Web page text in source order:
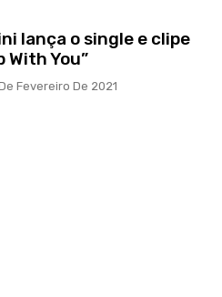
lança o single e clipe
With You”
Fevereiro De 2021